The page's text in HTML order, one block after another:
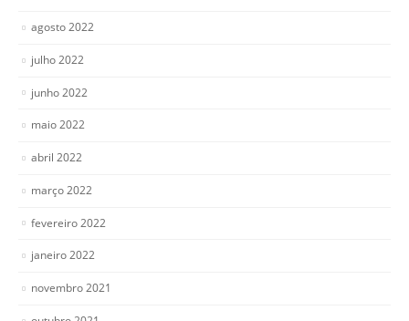
agosto 2022
julho 2022
junho 2022
maio 2022
abril 2022
março 2022
fevereiro 2022
janeiro 2022
novembro 2021